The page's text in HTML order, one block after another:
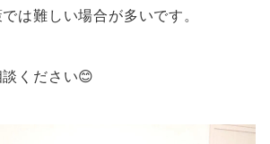
は難しい場合が多いです。
ください😊